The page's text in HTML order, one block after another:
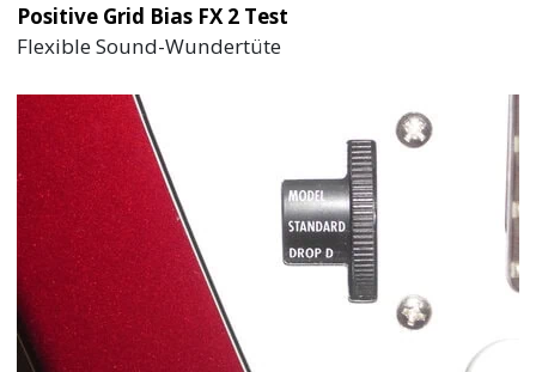
Positive Grid Bias FX 2 Test
Flexible Sound-Wundertüte